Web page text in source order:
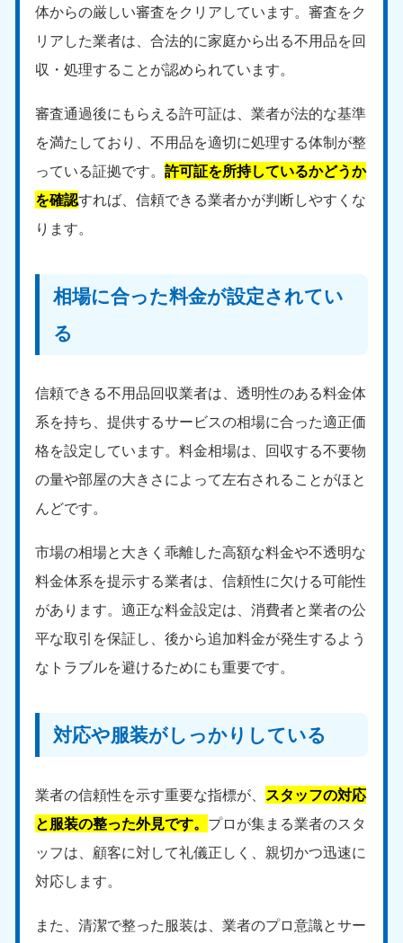
体からの厳しい審査をクリアしています。審査をク
リアした業者は、合法的に家庭から出る不用品を回
収・処理することが認められています。
審査通過後にもらえる許可証は、業者が法的な基準
を満たしており、不用品を適切に処理する体制が整
っている証拠です。許可証を所持しているかどうか
を確認すれば、信頼できる業者かが判断しやすくな
ります。
相場に合った料金が設定されてい
る
信頼できる不用品回収業者は、透明性のある料金体
系を持ち、提供するサービスの相場に合った適正価
格を設定しています。料金相場は、回収する不要物
の量や部屋の大きさによって左右されることがほと
んどです。
市場の相場と大きく乖離した高額な料金や不透明な
料金体系を提示する業者は、信頼性に欠ける可能性
があります。適正な料金設定は、消費者と業者の公
平な取引を保証し、後から追加料金が発生するよう
なトラブルを避けるためにも重要です。
対応や服装がしっかりしている
業者の信頼性を示す重要な指標が、 スタッフの対応
と服装の整った外見です。 プロが集まる業者のスタ
ッフは、顧客に対して礼儀正しく、親切かつ迅速に
対応します。
また、清潔で整った服装は、業者のプロ意識とサー
北海道
050-1881-5277
青森県
岩手県
050-1881-5274
9:00〜19:00 年中無休
050-1881-5275
9:00〜19:00 年中無休
山形県
050-1881-5273
9:00〜19:00 年中無休
050-1881-5272
9:00〜19:00 年中無休